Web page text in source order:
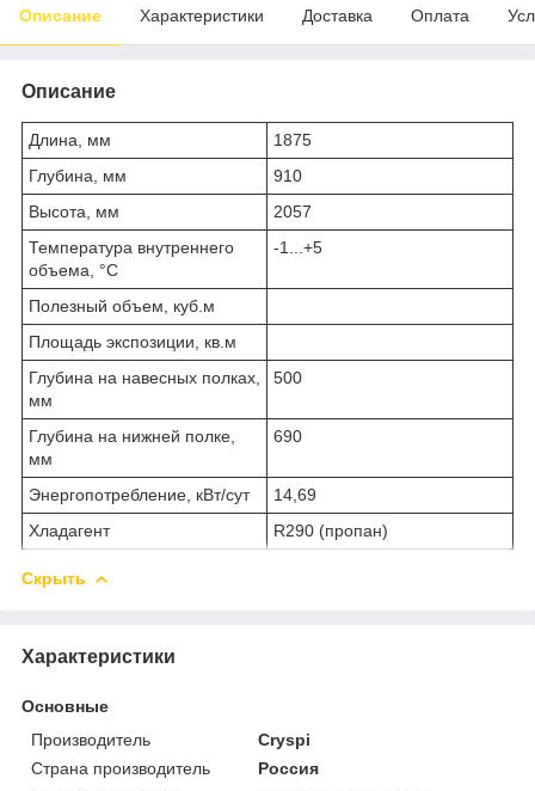
Описание Характеристики Доставка Оплата
Описание
Длина, мм
1875
Глубина, мм
910
Высота, мм
2057
Температура внутреннего
объема, °С
-1...+5
Полезный объем, куб.м
Площадь экспозиции, кв.м
Глубина на навесных полках,
мм
500
Глубина на нижней полке,
мм
690
Энергопотребление, кВт/сут
14,69
Хладагент
R290 (пропан)
Скрыть
Характеристики
Основные
Производитель
Cryspi
Страна производитель
Россия